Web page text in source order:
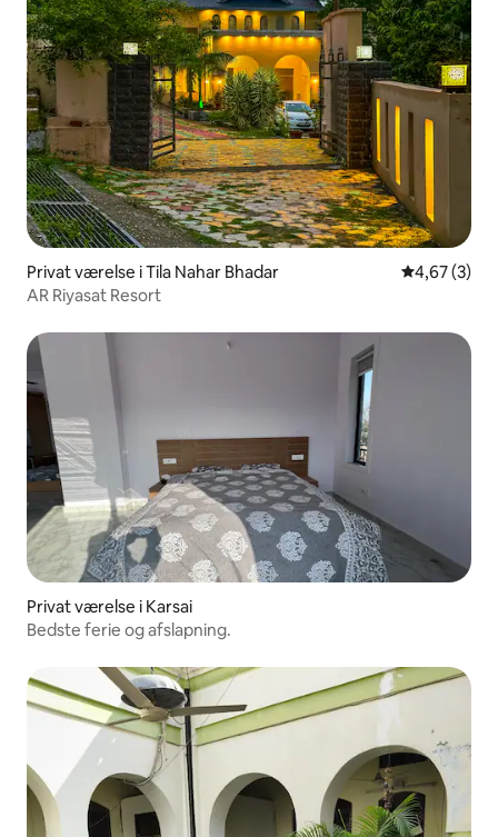
Privat værelse i Tila Nahar Bhadar 4,67 ud af 5
4,67 (3)
AR Riyasat Resort
Privat værelse i Karsai
Bedste ferie og afslapning.